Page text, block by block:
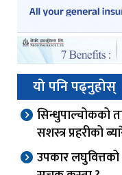
यो पनि पढ्नुहोस्
सिन्धुपाल्चोकको
सशस्त्र प्रहरीको
उपकार